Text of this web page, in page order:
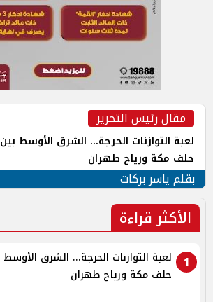
مقال رئيس التحرير
لعبة التوازنات الحرجة... الشرق الأوسط بين
حلف مكة ورياح طهران
بقلم ياسر بركات
الأكثر قراءة
1
لعبة التوازنات الحرجة... الشرق الأوسط
حلف مكة ورياح طهران